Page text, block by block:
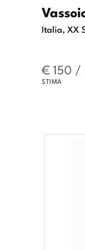
Italia, XX
€ 150 /
STIMA